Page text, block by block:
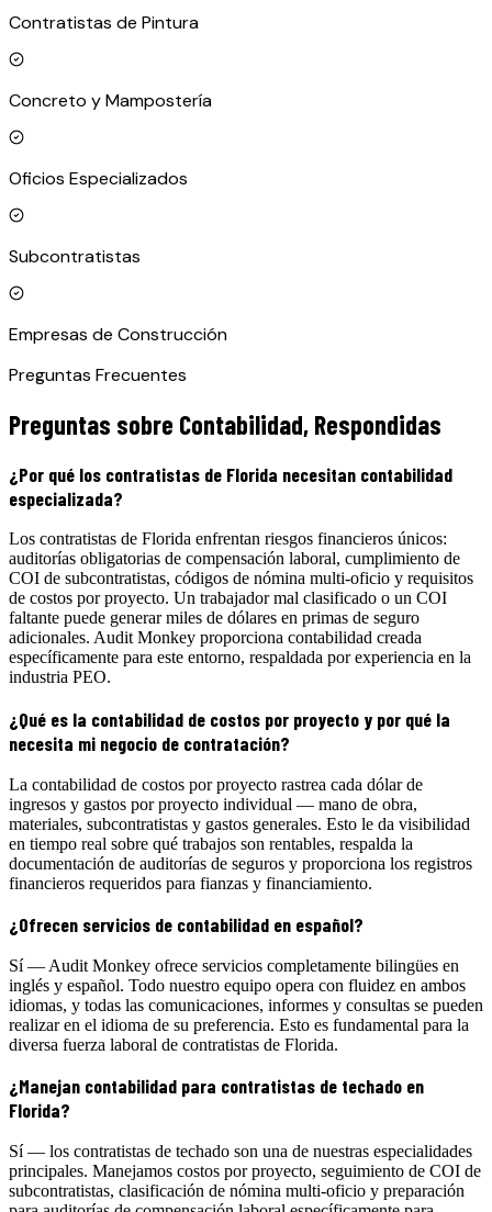
Contratistas de Pintura
Concreto y Mampostería
Oficios Especializados
Subcontratistas
Empresas de Construcción
Preguntas Frecuentes
Preguntas sobre Contabilidad, Respondidas
¿Por qué los contratistas de Florida necesitan contabilidad
especializada?
Los contratistas de Florida enfrentan riesgos financieros únicos:
auditorías obligatorias de compensación laboral, cumplimiento de
COI de subcontratistas, códigos de nómina multi-oficio y requisitos
de costos por proyecto. Un trabajador mal clasificado o un COI
faltante puede generar miles de dólares en primas de seguro
adicionales. Audit Monkey proporciona contabilidad creada
específicamente para este entorno, respaldada por experiencia en la
industria PEO.
¿Qué es la contabilidad de costos por proyecto y por qué la
necesita mi negocio de contratación?
La contabilidad de costos por proyecto rastrea cada dólar de
ingresos y gastos por proyecto individual — mano de obra,
materiales, subcontratistas y gastos generales. Esto le da visibilidad
en tiempo real sobre qué trabajos son rentables, respalda la
documentación de auditorías de seguros y proporciona los registros
financieros requeridos para fianzas y financiamiento.
¿Ofrecen servicios de contabilidad en español?
Sí — Audit Monkey ofrece servicios completamente bilingües en
inglés y español. Todo nuestro equipo opera con fluidez en ambos
idiomas, y todas las comunicaciones, informes y consultas se pueden
realizar en el idioma de su preferencia. Esto es fundamental para la
diversa fuerza laboral de contratistas de Florida.
¿Manejan contabilidad para contratistas de techado en
Florida?
Sí — los contratistas de techado son una de nuestras especialidades
principales. Manejamos costos por proyecto, seguimiento de COI de
subcontratistas, clasificación de nómina multi-oficio y preparación